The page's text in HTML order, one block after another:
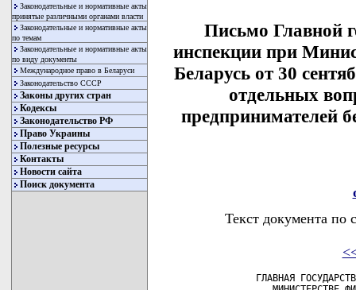
Законодательные и нормативные акты
принятые различными органами власти
Законодательные и нормативные акты
по темам
Законодательные и нормативные акты
по виду документы
Международное право в Беларуси
Законодательство СССР
Законы других стран
Кодексы
Законодательство РФ
Право Украины
Полезные ресурсы
Контакты
Новости сайта
Поиск документа
Письмо Главной
инспекции при
Беларусь от 30
отдельных
предпринимателей
Текст документа по
ГЛАВНАЯ ГОСУДАРСТВЕННАЯ НАЛОГОВАЯ ИНСПЕКЦИЯ ПРИ
             МИНИСТЕРСТВЕ ФИНАНСОВ РЕСПУБЛИКИ БЕЛАРУСЬ

 30 сентября 1994 г.                                 N 03-02-10/138

===
       _______________________________________________ _______ ___ _
         Утратило силу  постановлением  Министерства  по  налогам  и
         сборам  от  17  января  2007  г. № 9 (зарегистрировано    в
         Национальном  реестре  -  №  8/15795  от   29.01.2007   г.)
           

        [Изменения и дополнения:
            Приказ Государственного налогового комитета от 13 апреля
         1999 г.  N 69   (зарегистрирован  в  Национальном реестре -
         N 8/290 от 27.04.99 г.);
            Приказ Государственного налогового комитета от 10 января
         2000 г.  N 4  (зарегистрирован   в   Национальном реестре -
         N 8/2599 от 19.01.2000 г.)].

     Главная государственная   налоговая  инспекция  направляет  для
применения в практической работе ответы по вопросам, возникающим при
проверке   расчетов   налогов   предпринимателей   без   образования
юридического лица.
     Доведите до сведения низовых налоговых инспекций.


 Первый заместитель Министра-
 начальник Главной государственной
 налоговой инспекции                                В.Ф.Некрашевич


 ОТВЕТЫ на вопросы, возникшие при исчислении
 налогов предпринимателям

     1. ВОПРОС. Выручка  предпринимателя  от  реализации выполненных
работ и услуг в феврале 1994 года составила 12 млн.руб. Из них:
     -  по  договору,  выполненному  в  1993  г.  -  5 млн.руб. (акт
приемки-сдачи 20.11.93 г.),
     - по договору, выполненному в феврале 1994 г. - 7 млн.руб.
     Является ли предприниматель в феврале 1994 г.  плательщиком НДС
и как определить сумму облагаемого оборота?

     ОТВЕТ. Так как сумма выручки предпринимателя за февраль 1994 г.
превысила 250 минимальных заработных плат, он является в этом месяце
плательщиком НДС. Облагаемый оборот для  исчисления НДС - 7 млн.руб.
(12  млн.руб.-5 млн.руб.),  т.к. по  товарам отгруженным,  работам и
услугам,  выполненным до  1.01.94 г.  НДС не  уплачивается (согласно
письму МФ РБ от 3.03.94 г. N 13-03/636).

     2. ВОПРОС. Частный предприниматель получил в  феврале  1994  г.
выручку в сумме 12 млн.руб. от реализации импортированной продукции.
Из них:
     - 5,0 млн.руб.  по контракту, заключенному в 1993 г. о поставке
1000   пар   обуви   по  цене  4,0   тыс.руб. (материальные  затраты
4 млн.руб.).
     - 7,0 млн.руб.  по контракту,  заключенному в  январе  1994  г.
Материальные затраты по этому контракту составили 3,0 млн.руб.
     Как исчисляется НДС?

     ОТВЕТ.  Согласно  разъяснению  в  письме  МФ  РБ  от 3.03.94 г.
13-03/636  товары  и  продукция  облагаются  налогом  на добавленную
стоимость в соответствии с порядком, действовавшим в 1993 г. (т.е. с
исключением материальных  затрат) в случае, если  товары и продукция
импортированы  в Республику  Беларусь в  1994 г.  в количестве  и по
ценам, предусмотренным контрактами, заключенными до 1 января 1994 г.
В иных  случаях  при  реализации  импортируемых  товаров, импортером
которых является предприниматель, НДС  исчисляется исходя из выручки
от  реализации  без  исключения  из   нее    материальных    затрат.
Исходя      из     изложенного,    в     данном      примере     НДС
исчисляется    следующим     образом:      12,0-4,0    (материальные
затраты     по       контракту   1993   г.=8,0   млн.руб.-облагаемый
оборот,  НДС-8,0х20%:120%=1,33 млн.руб.

     3. Утратил силу.
       _______________________________________________ _______ ___ _
         Пункт 3  утратил силу приказом  Государственного налогового
         комитета  от  10  января  2000  г.  N  4 (зарегистрирован в
         Национальном реестре - N 8/2599 от 19.01.2000 г.)

            3. ВОПРОС. Частный предприниматель является плательщиком
         НДС и  реализует товар, принадлежащий  иностранной фирме на
         условиях договора консигнации.
            Как определяется облагаемый оборот для исчисления НДС?

            ОТВЕТ. Облагаемым оборотом при  расчете НДС является вся
         выручка,    полученная    предпринимателем,    из   которой
         исключаются  материальные  затраты   (см.письмо  МФ  РБ  от
         3.03.94 г. N 13-03/636).
       _______________________________________________ _______ ___ _

     4. Утратил силу.
       _______________________________________________ _______ ___ _
         Пункт 4  утратил силу приказом  Государственного налогового
         комитета  от  13 апреля 1999 г. N 69 (Национальный реестр -
         N 8/290 от 27.04.99 г.)

            4.    ВОПРОС.    Частный    предприниматель    выполняет
         реставрационные    работы   по    восстановлению   объекта,
         отнесенного  к